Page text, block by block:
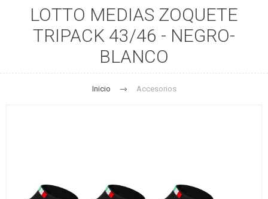
LOTTO MEDIAS ZOQUETE
TRIPACK 43/46 - NEGRO-
BLANCO
Inicio Accesorios